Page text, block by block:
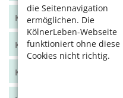
die Seitennavigation
ermöglichen. Die
KölnerLeben-Webseite
funktioniert ohne diese
Cookies nicht richtig.
KölnerLeben Juni/Juli 2020
KölnerLeben April/Mai 2020
KölnerLeben Feb/März 2020